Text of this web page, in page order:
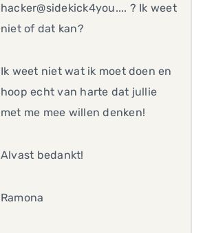
hacker@sidekick4you.... ? Ik weet
niet of dat kan?
Ik weet niet wat ik moet doen en
hoop echt van harte dat jullie
met me mee willen denken!
Alvast bedankt!
Ramona